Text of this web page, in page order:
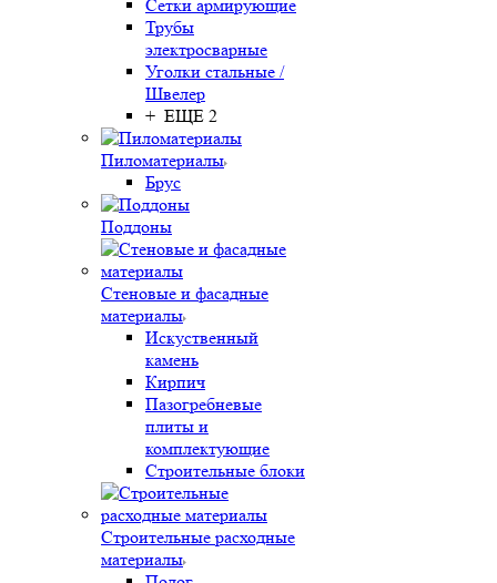
Сетки армирующие
Трубы
электросварные
Уголки стальные /
Швелер
+ ЕЩЕ 2
Пиломатериалы
Брус
Поддоны
Стеновые и фасадные
материалы
Искуственный
камень
Кирпич
Пазогребневые
плиты и
комплектующие
Строительные блоки
Строительные расходные
материалы